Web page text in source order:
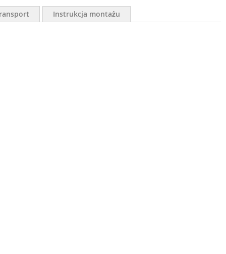
Instrukcja montażu